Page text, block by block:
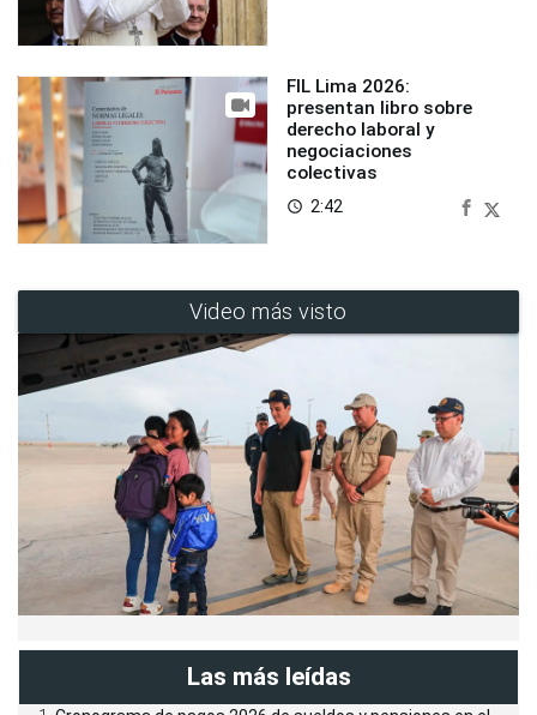
FIL Lima 2026:
presentan libro sobre
derecho laboral y
negociaciones
colectivas
access_time 2:42
Video más visto
Las más leídas